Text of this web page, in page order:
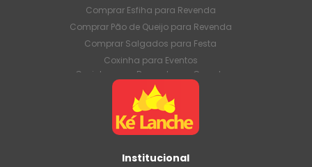
Comprar Esfiha para Revenda
Comprar Pão de Queijo para Revenda
Comprar Salgados para Festa
Coxinha para Eventos
Coxinha para Revenda em Grande
Quantidade
Coxinha para Venda Direto da Fábrica
Coxinha para Venda em Atacado
Croissant para Revenda em Grande
Croissant para Venda Direto da Fábrica
Institucional